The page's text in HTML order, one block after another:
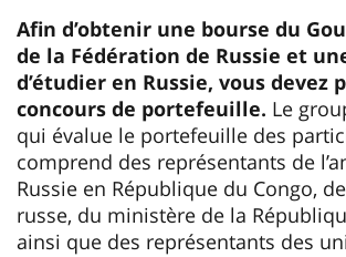
Afin d’obtenir une bourse du
de la Fédération de Russie et
d’étudier en Russie, vous devez
concours de portefeuille. Le
qui évalue le portefeuille des
comprend des représentants de
Russie en République du Congo,
russe, du ministère de la
ainsi que des représentants des